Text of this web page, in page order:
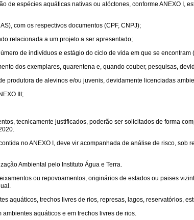
de espécies aquáticas nativas ou alóctones, conforme ANEXO
com os respectivos documentos (CPF, CNPJ);
relacionada a um projeto a ser apresentado;
de indivíduos e estágio do ciclo de vida em que se encontram
dos exemplares, quarentena e, quando couber, pesquisas,
produtora de alevinos e/ou juvenis, devidamente licenciadas
III;
tecnicamente justificados, poderão ser solicitados de forma
no ANEXO I, deve vir acompanhada de análise de risco,
Ambiental pelo Instituto Água e Terra.
ou repovoamentos, originários de estados ou paises
aquáticos, trechos livres de rios, represas, lagos, reservatórios,
aquáticos e em trechos livres de rios.